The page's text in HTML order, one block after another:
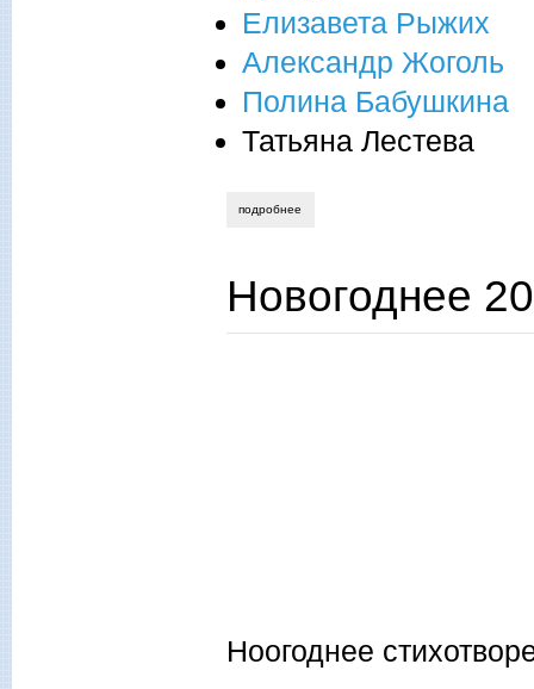
Елизавета Рыжих
Александр Жоголь
Полина Бабушкина
Татьяна Лестева
подробнее
Новогоднее
Ноогоднее